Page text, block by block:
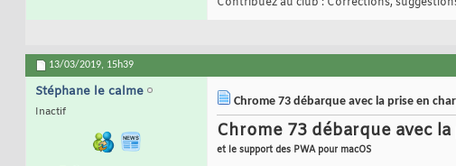
Contribuez au club : Corrections,
13/03/2019, 15h39
Stéphane le calme
Inactif
Chrome 73 débarque avec la prise en
Chrome 73 débarque avec
et le support des PWA pour macOS